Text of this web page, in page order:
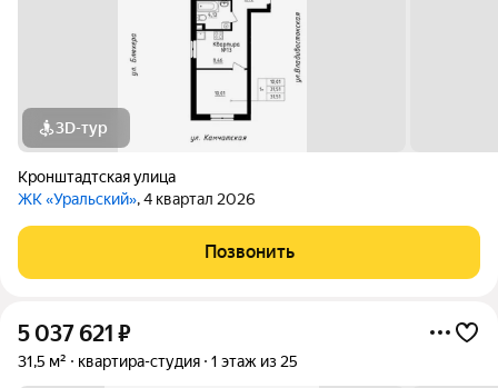
3D-тур
Кронштадтская улица
ЖК «Уральский», 4 квартал 2026
Позвонить
5 037 621 ₽
31,5 м² квартира-студия 1 этаж из 25